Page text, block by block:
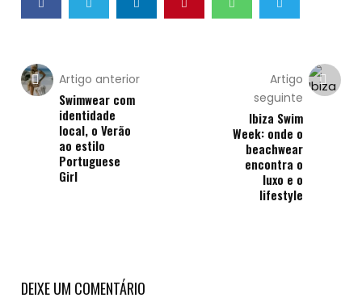
Artigo anterior
Swimwear com
identidade
local, o Verão
ao estilo
Portuguese
Girl
Artigo
seguinte
Ibiza Swim
Week: onde o
beachwear
encontra o
luxo e o
lifestyle
DEIXE UM COMENTÁRIO